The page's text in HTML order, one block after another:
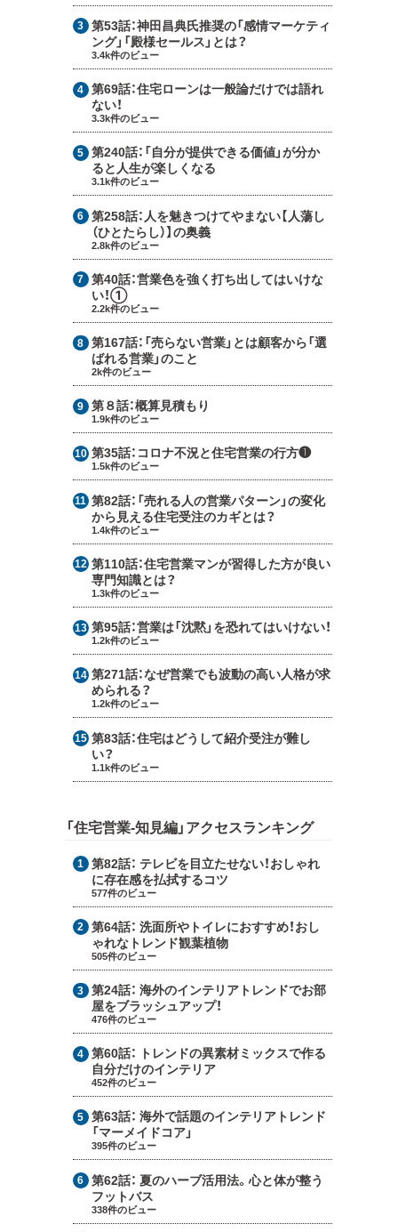
第53話：神田昌典氏推奨の「感情マーケティ
ング」「殿様セールス」とは？
3.4k件のビュー
第69話：住宅ローンは一般論だけでは語れ
ない！
3.3k件のビュー
第240話： 「自分が提供できる価値」が分か
ると人生が楽しくなる
3.1k件のビュー
第258話： 人を魅きつけてやまない【人蕩し
（ひとたらし）】の奥義
2.8k件のビュー
第40話：営業色を強く打ち出してはいけな
い！①
2.2k件のビュー
第167話： 「売らない営業」とは顧客から「選
ばれる営業」のこと
2k件のビュー
第８話：概算見積もり
1.9k件のビュー
第35話： コロナ不況と住宅営業の行方❶
1.5k件のビュー
第82話： 「売れる人の営業パターン」の変化
から見える住宅受注のカギとは？
1.4k件のビュー
第110話：住宅営業マンが習得した方が良い
専門知識とは？
1.3k件のビュー
第95話：営業は「沈黙」を恐れてはいけない！
1.2k件のビュー
第271話：なぜ営業でも波動の高い人格が求
められる？
1.2k件のビュー
第83話：住宅はどうして紹介受注が難し
い？
1.1k件のビュー
「住宅営業-知見編」アクセスランキング
第82話： テレビを目立たせない！おしゃれ
に存在感を払拭するコツ
577件のビュー
第64話：洗面所やトイレにおすすめ！おし
ゃれなトレンド観葉植物
505件のビュー
第24話：海外のインテリアトレンドでお部
屋をブラッシュアップ！
476件のビュー
第60話： トレンドの異素材ミックスで作る
自分だけのインテリア
452件のビュー
第63話：海外で話題のインテリアトレンド
「マーメイドコア」
395件のビュー
第62話：夏のハーブ活用法。心と体が整う
フットバス
338件のビュー